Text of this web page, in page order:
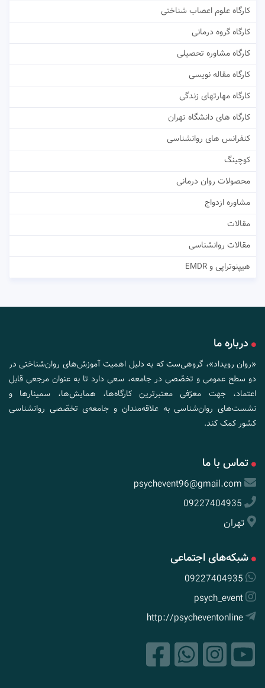
کارگاه علوم اعصاب شناختی
کارگاه گروه درمانی
کارگاه مشاوره تحصیلی
کارگاه مقاله نویسی
کارگاه مهارتهای زندگی
کارگاه های دانشگاه تهران
کنفرانس های روانشناسی
کوچینگ
محصولات روان درمانی
مشاوره ازدواج
مقالات
مقالات روانشناسی
هیپنوتراپی و EMDR
درباره ما
«روان رویداد»، گروهی‌ست که به دلیل اهمیت آموزش‌های روان‌شناختی در
دو سطح عمومی و تخصّصی در جامعه، سعی دارد تا به عنوان مرجعی قابل
اعتماد، جهت معرّفی معتبرترین کارگاه‌ها، همایش‌ها، سمینارها و
نشست‌های روان‌شناسی به علاقه‌مندان و جامعه‌ی تخصّصی روانشناسی
کشور کمک کند.
تماس با ما
psychevent96@gmail.com
09227404935
تهران
شبکه‌های اجتماعی
09227404935
psych_event
http://psycheventonline